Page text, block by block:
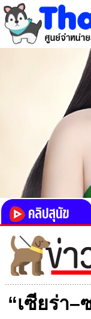
“เซียร่า